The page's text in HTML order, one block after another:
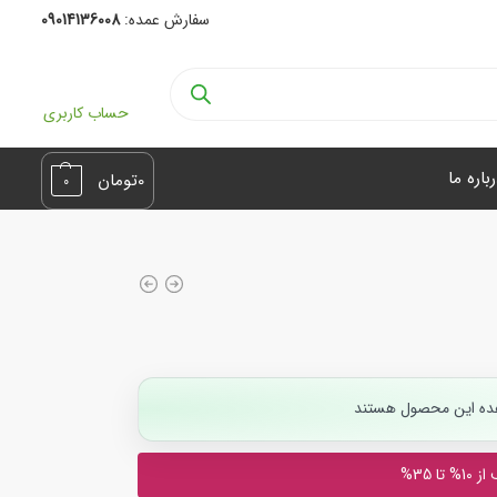
سفارش عمده:09014136008
حساب کاربری
ما 0تومان 0
این محصول هستند